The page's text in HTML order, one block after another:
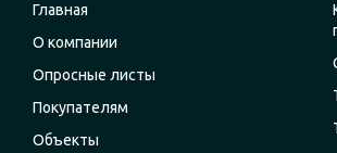
Главная
О компании
Опросные листы
Покупателям
Объекты